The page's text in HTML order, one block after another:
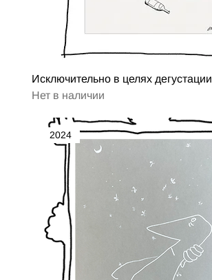
Исключительно в целях дегустации
Нет в наличии
2024